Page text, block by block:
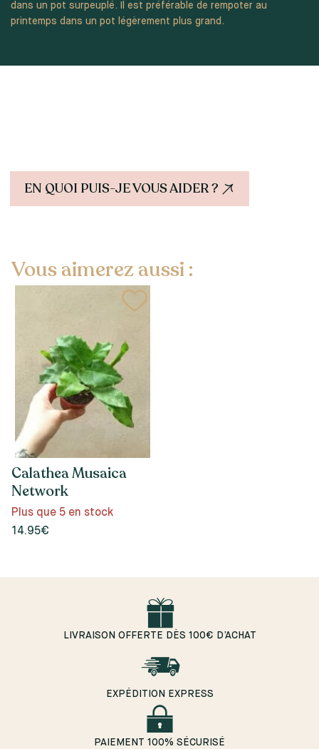
dans un pot surpeuplé. Il est préférable de rempoter au
printemps dans un pot légèrement plus grand.
EN QUOI PUIS-JE VOUS AIDER ?
Vous aimerez aussi :
Calathea Musaica
Network
14.95€
Plus que 5 en stock
LIVRAISON OFFERTE DÈS 100€ D’ACHAT
EXPÉDITION EXPRESS
PAIEMENT 100% SÉCURISÉ